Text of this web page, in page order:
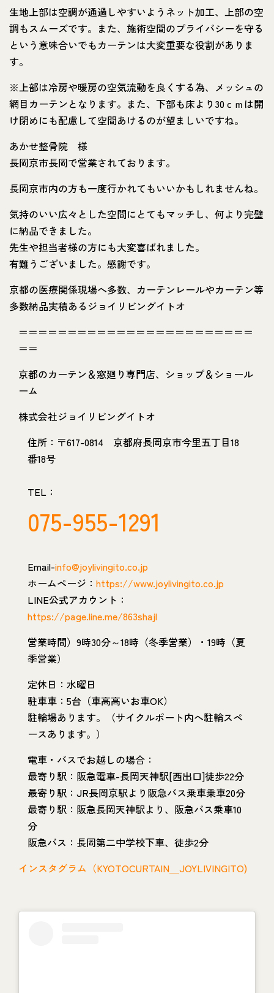
生地上部は空調が通過しやすいようネット加工、上部の空
調もスムーズです。また、施術空間のプライバシーを守る
という意味合いでもカーテンは大変重要な役割がありま
す。
※上部は冷房や暖房の空気流動を良くする為、メッシュの
網目カーテンとなります。また、下部も床より30ｃｍは開
け閉めにも配慮して空間あけるのが望ましいですね。
あかせ整骨院 様
長岡京市長岡で営業されております。
長岡京市内の方も一度行かれてもいいかもしれませんね。
気持のいい広々とした空間にとてもマッチし、何より完璧
に納品できました。
先生や担当者様の方にも大変喜ばれました。
有難うございました。感謝です。
京都の医療関係現場へ多数、カーテンレールやカーテン等
多数納品実積あるジョイリビングイトオ
＝＝＝＝＝＝＝＝＝＝＝＝＝＝＝＝＝＝＝＝＝＝＝＝
＝＝
京都のカーテン＆窓廻り専門店、ショップ＆ショール
ーム
株式会社ジョイリビングイトオ
住所：〒617-0814 京都府長岡京市今里五丁目18
番18号
TEL：
075-955-1291
Email-info@joylivingito.co.jp
ホームページ： https://www.joylivingito.co.jp
LINE公式アカウント：
https://page.line.me/863shajl
営業時間）9時30分～18時（冬季営業）・19時（夏
季営業）
定休日：水曜日
駐車車：5台（車高高いお車OK）
駐輪場あります。（サイクルポート内へ駐輪スペ
ースあります。）
電車・バスでお越しの場合：
最寄り駅：阪急電車-長岡天神駅[西出口]徒歩22分
最寄り駅：JR長岡京駅より阪急バス乗車乗車20分
最寄り駅：阪急長岡天神駅より、阪急バス乗車10
分
阪急バス：長岡第二中学校下車、徒歩2分
インスタグラム（KYOTOCURTAIN＿JOYLIVINGITO)